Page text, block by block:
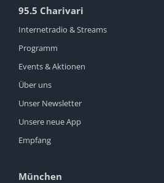
95.5 Charivari
Internetradio & Streams
Programm
Events & Aktionen
Über uns
Unser Newsletter
Unsere neue App
Empfang
München